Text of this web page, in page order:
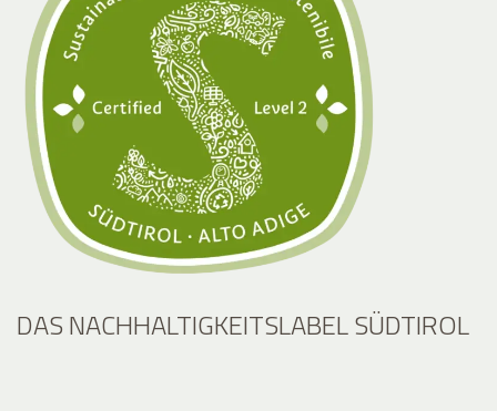
DAS NACHHALTIGKEITSLABEL SÜDTIROL